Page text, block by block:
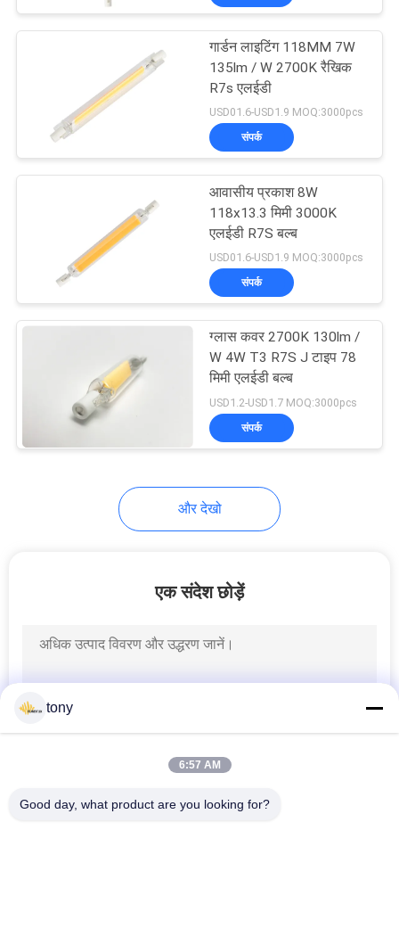
120V एलईडी पट्टी
12V एलईडी स्ट्रिप
लाइट्स
एज लिट एलईडी पैनल
8
एलईडी बैकलाइट पैनल
पता करने योग्य एलईडी
पट्टी
गार्डन लाइटिंग 118MM 7W
135lm / W 2700K रैखिक
R7s एलईडी
USD01.6-USD1.9 MOQ:3000pcs
संपर्क
आवासीय प्रकाश 8W
118x13.3 मिमी 3000K
एलईडी R7S बल्ब
USD01.6-USD1.9 MOQ:3000pcs
संपर्क
ग्लास कवर 2700K 130lm /
W 4W T3 R7S J टाइप 78
मिमी एलईडी बल्ब
USD1.2-USD1.7 MOQ:3000pcs
संपर्क
और देखो
एक संदेश छोड़ें
tony
6:57 AM
Good day, what product are you looking for?